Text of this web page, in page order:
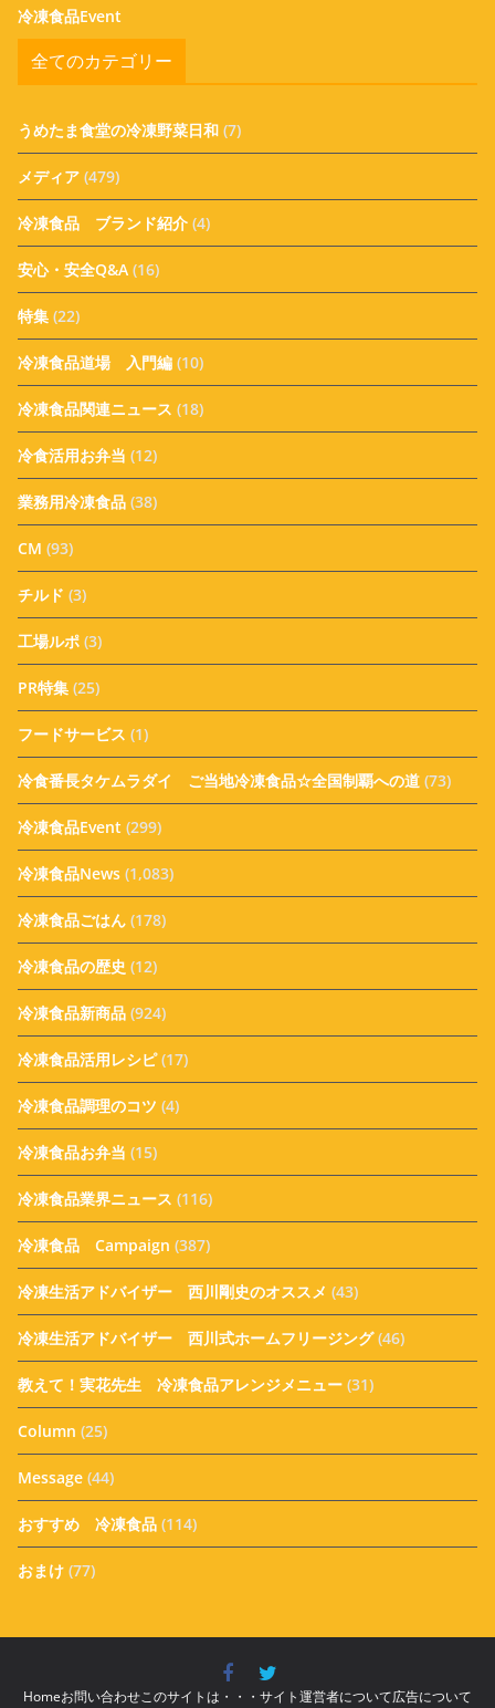
冷凍食品Event
全てのカテゴリー
うめたま食堂の冷凍野菜日和 (7)
メディア (479)
冷凍食品 ブランド紹介 (4)
安心・安全Q&A (16)
特集 (22)
冷凍食品道場 入門編 (10)
冷凍食品関連ニュース (18)
冷食活用お弁当 (12)
業務用冷凍食品 (38)
CM (93)
チルド (3)
工場ルポ (3)
PR特集 (25)
フードサービス (1)
冷食番長タケムラダイ ご当地冷凍食品☆全国制覇への道 (73)
冷凍食品Event (299)
冷凍食品News (1,083)
冷凍食品ごはん (178)
冷凍食品の歴史 (12)
冷凍食品新商品 (924)
冷凍食品活用レシピ(17)
冷凍食品調理のコツ (4)
冷凍食品お弁当 (15)
冷凍食品業界ニュース (116)
冷凍食品 Campaign (387)
冷凍生活アドバイザー 西川剛史のオススメ (43)
冷凍生活アドバイザー 西川式ホームフリージング(46)
教えて！実花先生 冷凍食品アレンジメニュー (31)
Column (25)
Message (44)
おすすめ 冷凍食品 (114)
おまけ (77)
Homeお問い合わせこのサイトは・・・ サイト運営者について広告について